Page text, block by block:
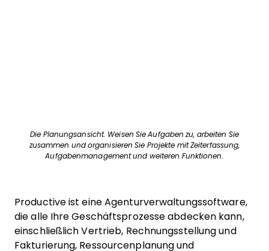
Die Planungsansicht. Weisen Sie Aufgaben zu, arbeiten Sie
zusammen und organisieren Sie Projekte mit Zeiterfassung,
Aufgabenmanagement und weiteren Funktionen.
Productive ist eine Agenturverwaltungssoftware,
die alle Ihre Geschäftsprozesse abdecken kann,
einschließlich Vertrieb, Rechnungsstellung und
Fakturierung, Ressourcenplanung und